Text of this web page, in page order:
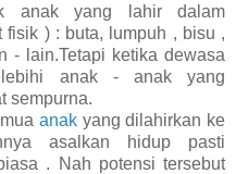
anak yang lahir dalam
fisik ) : buta, lumpuh , bisu ,
- lain.Tetapi ketika dewasa
anak - anak yang
sempurna.
anakyang dilahirkan ke
asalkan hidup pasti
. Nah potensi tersebut